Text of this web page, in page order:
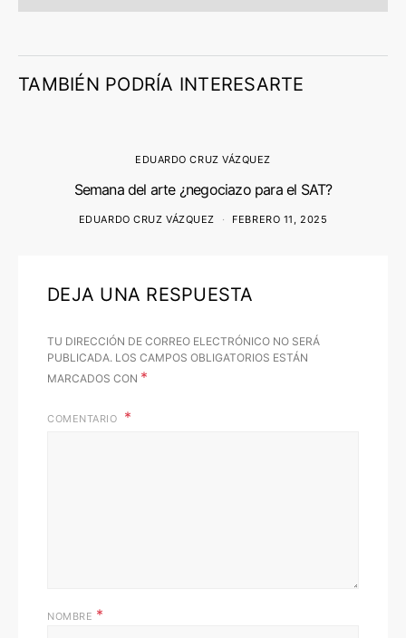
TAMBIÉN PODRÍA INTERESARTE
EDUARDO CRUZ VÁZQUEZ
Semana del arte ¿negociazo para el SAT?
EDUARDO CRUZ VÁZQUEZ FEBRERO 11, 2025
DEJA UNA RESPUESTA
TU DIRECCIÓN DE CORREO ELECTRÓNICO NO SERÁ
PUBLICADA. LOS CAMPOS OBLIGATORIOS ESTÁN
MARCADOS CON *
COMENTARIO
NOMBRE *